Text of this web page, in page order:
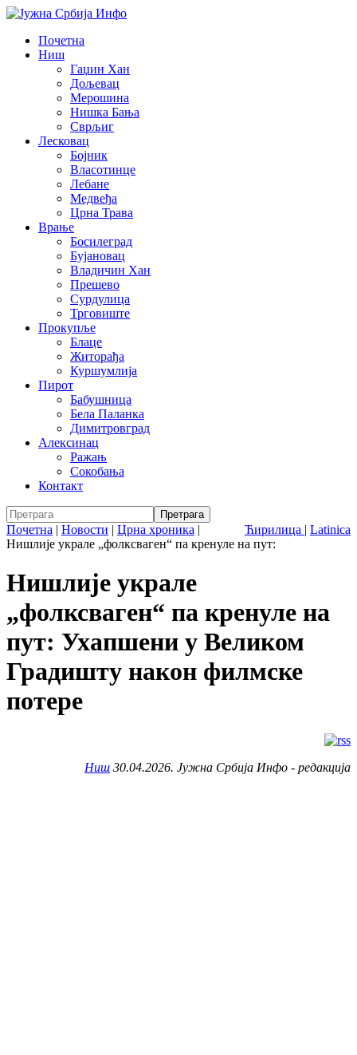
Почетна
Ниш
Гаџин Хан
Дољевац
Мерошина
Нишка Бања
Сврљиг
Лесковац
Бојник
Власотинце
Лебане
Медвеђа
Црна Трава
Врање
Босилеград
Бујановац
Владичин Хан
Прешево
Сурдулица
Трговиште
Прокупље
Блаце
Житорађа
Куршумлија
Пирот
Бабушница
Бела Паланка
Димитровград
Алексинац
Ражањ
Сокобања
Контакт
Ћирилица | Latinica
Почетна | Новости | Црна хроника |
Нишлије украле „фолксваген“ па кренуле на пут:
Нишлије украле
„фолксваген“ па кренуле на
пут: Ухапшени у Великом
Градишту након филмске
потере
Ниш 30.04.2026. Јужна Србија Инфо - редакција